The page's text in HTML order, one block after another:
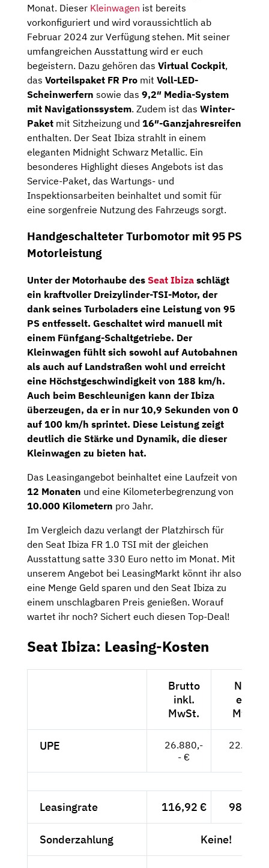
Monat. Dieser Kleinwagen ist bereits
vorkonfiguriert und wird voraussichtlich ab
Februar 2024 zur Verfügung stehen. Mit seiner
umfangreichen Ausstattung wird er euch
begeistern. Dazu gehören das Virtual Cockpit,
das Vorteilspaket FR Pro mit Voll-LED-
Scheinwerfern sowie das 9,2″ Media-System
mit Navigationssystem. Zudem ist das Winter-
Paket mit Sitzheizung und 16″-Ganzjahresreifen
enthalten. Der Seat Ibiza strahlt in einem
eleganten Midnight Schwarz Metallic. Ein
besonderes Highlight dieses Angebots ist das
Service-Paket, das Wartungs- und
Inspektionsarbeiten beinhaltet und somit für
eine sorgenfreie Nutzung des Fahrzeugs sorgt.
Handgeschalteter Turbomotor mit 95 PS
Motorleistung
Unter der Motorhaube des Seat Ibiza schlägt
ein kraftvoller Dreizylinder-TSI-Motor, der
dank seines Turboladers eine Leistung von 95
PS entfesselt. Geschaltet wird manuell mit
einem Fünfgang-Schaltgetriebe. Der
Kleinwagen fühlt sich sowohl auf Autobahnen
als auch auf Landstraßen wohl und erreicht
eine Höchstgeschwindigkeit von 188 km/h.
Auch beim Beschleunigen kann der Ibiza
überzeugen, da er in nur 10,9 Sekunden von 0
auf 100 km/h sprintet. Diese Leistung zeigt
deutlich die Stärke und Dynamik, die dieser
Kleinwagen zu bieten hat.
Das Leasingangebot beinhaltet eine Laufzeit von
12 Monaten und eine Kilometerbegrenzung von
10.000 Kilometern pro Jahr.
Im Vergleich dazu verlangt der Platzhirsch für
den Seat Ibiza FR 1.0 TSI mit der gleichen
Ausstattung satte 330 Euro netto im Monat. Mit
unserem Angebot bei LeasingMarkt könnt ihr also
eine Menge Geld sparen und den Seat Ibiza zu
einem unschlagbaren Preis genießen. Worauf
wartet ihr noch? Sichert euch diesen Top-Deal!
Seat Ibiza: Leasing-Kosten
Brutto
inkl.
MwSt.
Netto
exkl.
MwSt.
UPE
26.880,-
- €
22.588,-
Leasingrate 116,92 € 98,25 €
Sonderzahlung Keine!